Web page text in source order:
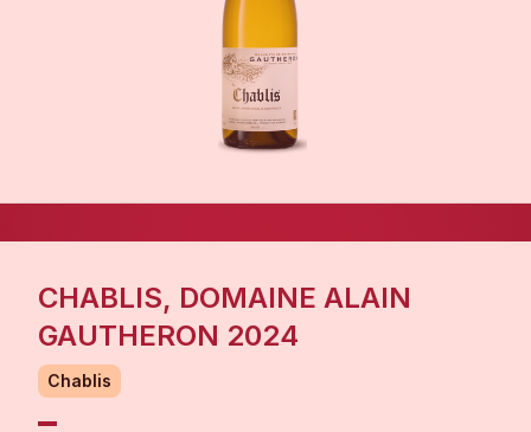
CHABLIS, DOMAINE ALAIN
GAUTHERON 2024
Chablis